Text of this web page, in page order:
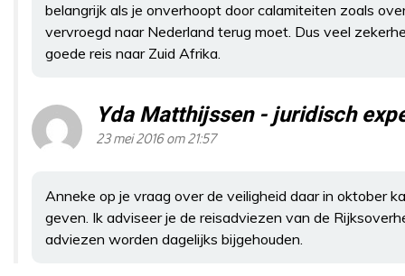
belangrijk als je onverhoopt door calamiteiten zoals
vervroegd naar Nederland terug moet. Dus veel
goede reis naar Zuid Afrika.
Yda Matthijssen - juridisch
23 mei 2016 om 21:57
Anneke op je vraag over de veiligheid daar in oktober
geven. Ik adviseer je de reisadviezen van de
adviezen worden dagelijks bijgehouden.